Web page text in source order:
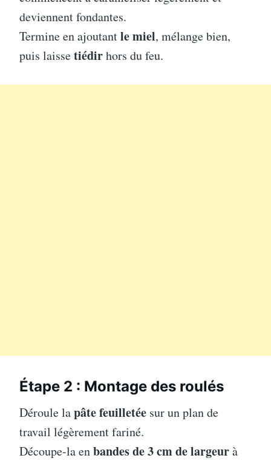
deviennent fondantes.
Termine en ajoutantle miel, mélange bien,
puis laissetiédirhors du feu.
Étape 2 : Montage des roulés
Déroule lapâte feuilletée sur un plan de
travail légèrement fariné.
Découpe-la enbandes de 3 cm de largeurà